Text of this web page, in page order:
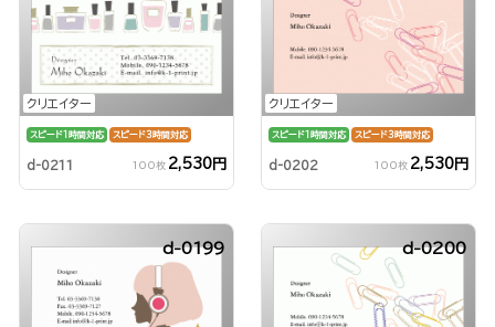
クリエイター
スピード1時間対応 スピード3時間対応
d-0211 100枚 2,530円
クリエイター
スピード1時間対応 スピード3時間対応
d-0202 100枚 2,530円
d-0199 d-0200